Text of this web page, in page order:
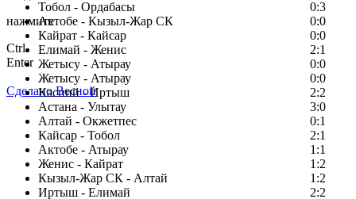
Тобол - Ордабасы
0:3
Актобе - Кызыл-Жар СК
0:0
Кайрат - Кайсар
0:0
Елимай - Женис
2:1
Жетысу - Атырау
0:0
Жетысу - Атырау
0:0
Каспий - Иртыш
2:2
Астана - Улытау
3:0
Алтай - Окжетпес
0:1
Кайсар - Тобол
2:1
Актобе - Атырау
1:1
Женис - Кайрат
1:2
Кызыл-Жар СК - Алтай
1:2
Иртыш - Елимай
2:2
нажмите
Ctrl
Enter
Сделано Весной